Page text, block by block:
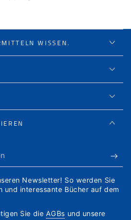
WISSEN.
Newsletter! So werden Sie
und interessante Bücher auf dem
Sie die AGBs und unsere